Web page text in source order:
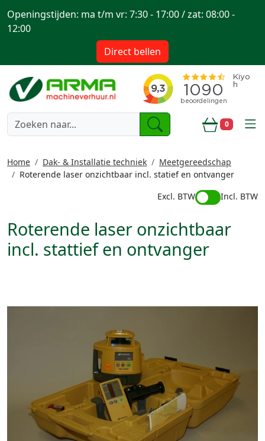
0
Openingstijden: ma t/m vr: 7:30 - 17:00 / zat: 08:00 -
12:00
Direct bellen
Home Dak- & Installatie techniek
Meetgereedschap
Roterende laser onzichtbaar incl. statief en ontvanger
Excl. BTW
Incl. BTW
Roterende laser onzichtbaar
incl. stattief en ontvanger